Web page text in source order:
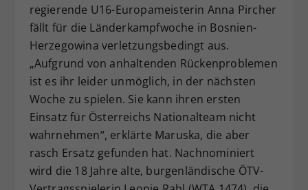
regierende U16-Europameisterin Anna Pircher
fällt für die Länderkampfwoche in Bosnien-
Herzegowina verletzungsbedingt aus.
„Aufgrund von anhaltenden Rückenproblemen
ist es ihr leider unmöglich, in der nächsten
Woche zu spielen. Sie kann ihren ersten
Einsatz für Österreichs Nationalteam nicht
wahrnehmen“, erklärte Maruska, die aber
rasch Ersatz gefunden hat. Nachnominiert
wird die 18 Jahre alte, burgenländische ÖTV-